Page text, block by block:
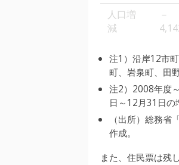
人口増
減
－
注1）沿岸12市
町、岩泉町、田
注2）2008年度
日～12月31日の
（出所）総務
作成。
また、住民票は残